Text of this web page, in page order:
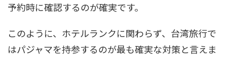
予約時に確認するのが確実です。
このように、ホテルランクに関わらず、台湾旅行で
はパジャマを持参するのが最も確実な対策と言えま